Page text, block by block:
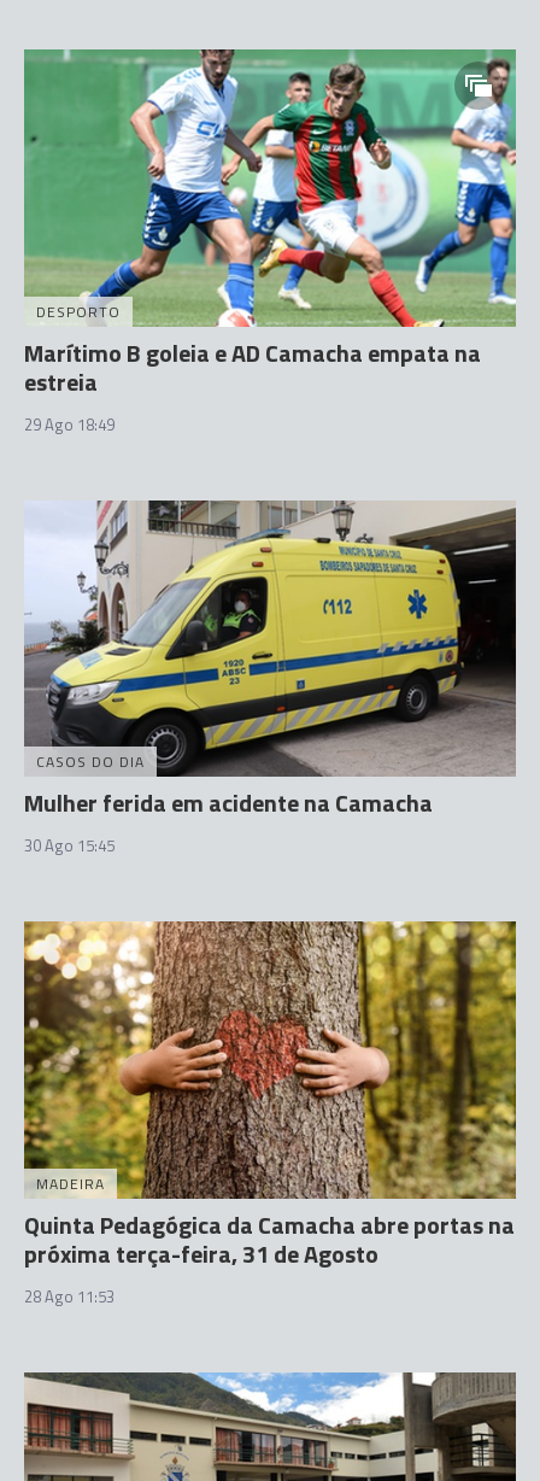
DESPORTO
Marítimo B goleia e AD Camacha empata na
estreia
29 Ago 18:49
CASOS DO DIA
Mulher ferida em acidente na Camacha
30 Ago 15:45
MADEIRA
Quinta Pedagógica da Camacha abre portas na
próxima terça-feira, 31 de Agosto
28 Ago 11:53